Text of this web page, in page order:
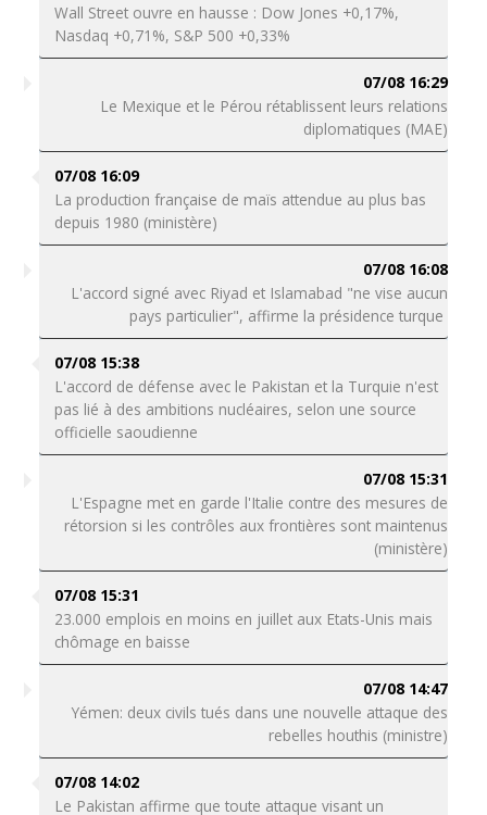
Wall Street ouvre en hausse : Dow Jones +0,17%,
Nasdaq +0,71%, S&P 500 +0,33%
07/08 16:29
Le Mexique et le Pérou rétablissent leurs relations
diplomatiques (MAE)
07/08 16:09
La production française de maïs attendue au plus bas
depuis 1980 (ministère)
07/08 16:08
L'accord signé avec Riyad et Islamabad "ne vise aucun
pays particulier", affirme la présidence turque
07/08 15:38
L'accord de défense avec le Pakistan et la Turquie n'est
pas lié à des ambitions nucléaires, selon une source
officielle saoudienne
07/08 15:31
L'Espagne met en garde l'Italie contre des mesures de
rétorsion si les contrôles aux frontières sont maintenus
(ministère)
07/08 15:31
23.000 emplois en moins en juillet aux Etats-Unis mais
chômage en baisse
07/08 14:47
Yémen: deux civils tués dans une nouvelle attaque des
rebelles houthis (ministre)
07/08 14:02
Le Pakistan affirme que toute attaque visant un